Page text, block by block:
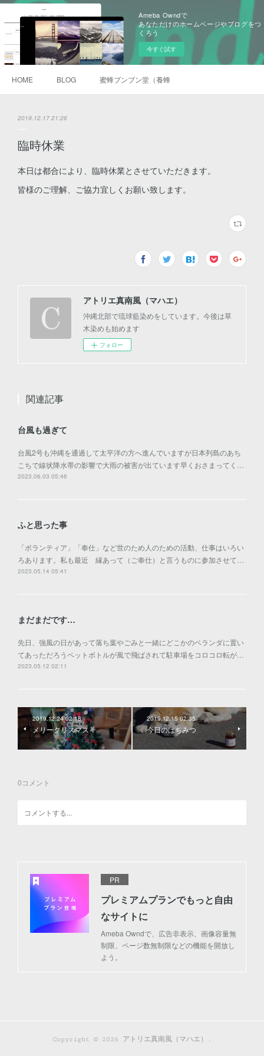
Ameba Owndで
あなただけのホームページやブログをつ
くろう
今すぐ試す
HOME BLOG 蜜蜂ブンブン堂（養蜂）
2019.12.17 21:26
臨時休業
本日は都合により、臨時休業とさせていただきます。
皆様のご理解、ご協力宜しくお願い致します。
アトリエ真南風（マハエ）
沖縄北部で琉球藍染めをしています。今後は草
木染めも始めます
フォロー
関連記事
台風も過ぎて
台風2号も沖縄を通過して太平洋の方へ進んでいますが日本列島のあち
こちで線状降水帯の影響で大雨の被害が出ています早くおさまってく…
2023.06.03 05:46
ふと思った事
「ボランティア」「奉仕」など世のため人のための活動、仕事はいろい
ろあります。私も最近 縁あって（ご奉仕）と言うものに参加させて…
2023.05.14 05:41
まだまだです…
先日、強風の日があって落ち葉やごみと一緒にどこかのベランダに置い
てあっただろうペットボトルが風で飛ばされて駐車場をコロコロ転が…
2023.05.12 02:11
2019.12.24 02:18
メリークリスマス
2019.12.15 02:35
今日のはちみつ
0コメント
PR
プレミアムプランでもっと自由
なサイトに
Ameba Owndで、広告非表示、画像容量無
制限、ページ数無制限などの機能を開放し
よう。
Copyright © 2026 アトリエ真南風（マハエ） .